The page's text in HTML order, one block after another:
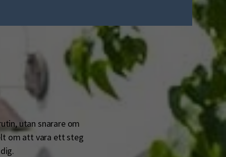
utan snarare om
om att vara ett steg